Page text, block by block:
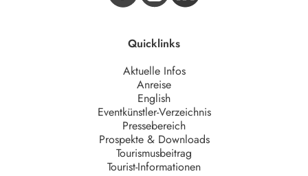
Quicklinks
Aktuelle Infos
Anreise
English
Eventkünstler-Verzeichnis
Pressebereich
Prospekte & Downloads
Tourismusbeitrag
Tourist-Informationen